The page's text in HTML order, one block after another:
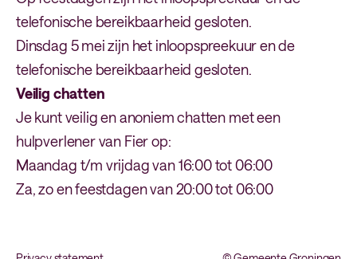
telefonische bereikbaarheid gesloten.
Dinsdag 5 mei zijn het inloopspreekuur en de
telefonische bereikbaarheid gesloten.
Veilig chatten
Je kunt veilig en anoniem chatten met een
hulpverlener van Fier op:
Maandag t/m vrijdag van 16:00 tot 06:00
Za, zo en feestdagen van 20:00 tot 06:00